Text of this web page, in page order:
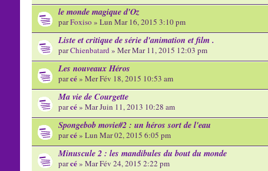
le monde magique d'Oz
parFoxiso» Lun Mar 16, 2015 3:10 pm
Liste et critique de série d'animation et film .
parChienbatard» Mer Mar 11, 2015 12:03 pm
Les nouveaux Héros
parcé» Mer Fév 18, 2015 10:53 am
Ma vie de Courgette
parcé» Mar Juin 11, 2013 10:28 am
Spongebob movie#2 : un héros sort de l'eau
parcé» Lun Mar 02, 2015 6:05 pm
Minuscule 2 : les mandibules du bout du monde
parcé» Mar Fév 24, 2015 2:22 pm